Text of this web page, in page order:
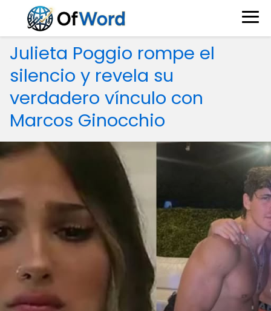
Julieta Poggio rompe el
silencio y revela su
verdadero vínculo con
Marcos Ginocchio